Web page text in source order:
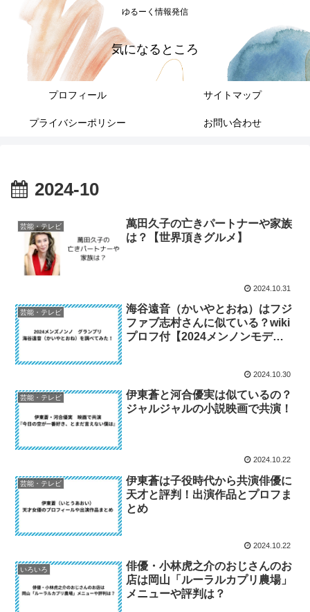
ゆるーく情報発信
気になるところ
プロフィール サイトマップ
プライバシーポリシー お問い合わせ
2024-10
芸能・テレビ
萬田久子の亡きパートナーや家族
は？【世界頂きグルメ】
2024.10.31
芸能・テレビ
海谷遠音（かいやとおね）はフジ
ファブ志村さんに似ている？wiki
プロフ付【2024メンノンモデ
2024.10.30
芸能・テレビ
伊東蒼と河合優実は似ているの？
ジャルジャルの小説映画で共演！
2024.10.22
芸能・テレビ
伊東蒼は子役時代から共演俳優に
天才と評判！出演作品とプロフま
とめ
2024.10.22
いろいろ
俳優・小林虎之介のおじさんのお
店は岡山「ルーラルカプリ農場」
メニューや評判は？